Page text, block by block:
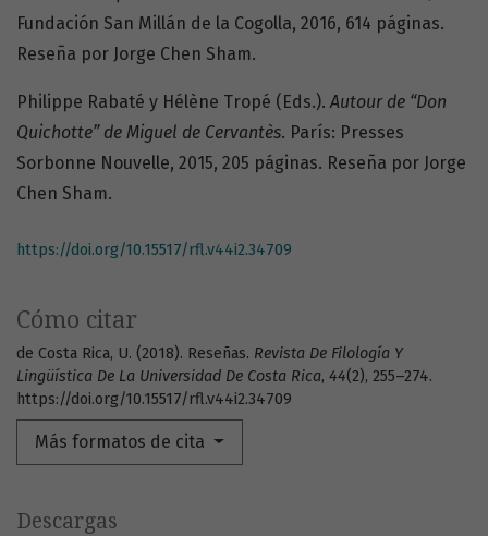
Cómo citar
de Costa Rica, U. (2018). Reseñas. Revista De Filología Y
Lingüística De La Universidad De Costa Rica, 44(2), 255–274.
https://doi.org/10.15517/rfl.v44i2.34709
Más formatos de cita
Fundación San Millán de la Cogolla, 2016, 614 páginas.
Reseña por Jorge Chen Sham.
Philippe Rabaté y Hélène Tropé (Eds.).Autour de “Don
Quichotte” de Miguel de Cervantès. París: Presses
Sorbonne Nouvelle, 2015, 205 páginas. Reseña por Jorge
Chen Sham.
https://doi.org/10.15517/rfl.v44i2.34709
Descargas